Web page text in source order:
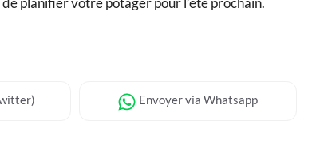
Envoyervia Whatsapp